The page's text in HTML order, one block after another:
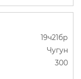
19ч21бр
Чугун
300